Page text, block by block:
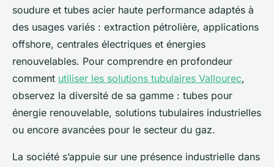
soudure et tubes acier haute performance adaptés à
des usages variés : extraction pétrolière, applications
offshore, centrales électriques et énergies
renouvelables. Pour comprendre en profondeur
comment utiliser les solutions tubulaires Vallourec,
observez la diversité de sa gamme : tubes pour
énergie renouvelable, solutions tubulaires industrielles
ou encore avancées pour le secteur du gaz.
La société s’appuie sur une présence industrielle dans